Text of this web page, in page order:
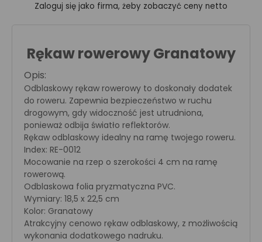
Zaloguj się jako firma, żeby zobaczyć ceny netto
Rękaw rowerowy Granatowy
Opis:
Odblaskowy rękaw rowerowy to doskonały dodatek
do roweru. Zapewnia bezpieczeństwo w ruchu
drogowym, gdy widoczność jest utrudniona,
ponieważ odbija światło reflektorów.
Rękaw odblaskowy idealny na ramę twojego roweru.
Index: RE-0012
Mocowanie na rzep o szerokości 4 cm na ramę
rowerową.
Odblaskowa folia pryzmatyczna PVC.
Wymiary: 18,5 x 22,5 cm
Kolor: Granatowy
Atrakcyjny cenowo rękaw odblaskowy, z możliwością
wykonania dodatkowego nadruku.